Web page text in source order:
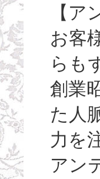
【
お客
らも
創業
た人
力を
アン